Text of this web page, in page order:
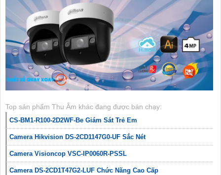
Top sản phẩm Thu Âm khác đang được bán chạy:
CS-BM1-R100-2D2WF-Be Giám Sát Trẻ Em
Camera Hikvision DS-2CD1147G0-UF Sắc Nét
Camera Visioncop VSC-IP0060R-PSSL
Camera DS-2CD1T47G2-LUF Chức Năng Cao Cấp